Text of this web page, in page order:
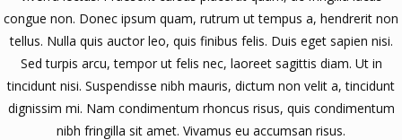
congue non. Donec ipsum quam, rutrum ut tempus a, hendrerit non
tellus. Nulla quis auctor leo, quis finibus felis. Duis eget sapien nisi.
Sed turpis arcu, tempor ut felis nec, laoreet sagittis diam. Ut in
tincidunt nisi. Suspendisse nibh mauris, dictum non velit a, tincidunt
dignissim mi. Nam condimentum rhoncus risus, quis condimentum
nibh fringilla sit amet. Vivamus eu accumsan risus.